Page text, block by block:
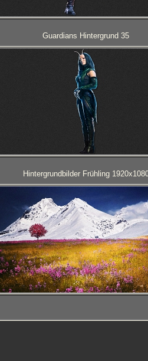
Guardians Hintergrund 35
Hintergrundbilder Frühling